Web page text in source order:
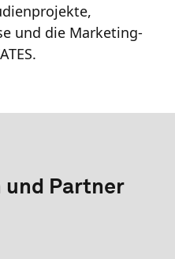
und die Marketing-
und Partner